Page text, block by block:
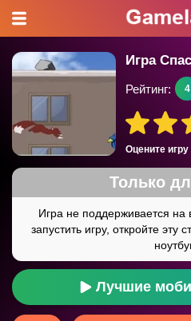
Игра
Оцените игру
Рейтинг: 4
Лучшие